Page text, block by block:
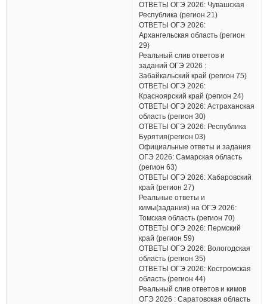
ОТВЕТЫ ОГЭ 2026: Чувашская
Республика (регион 21)
ОТВЕТЫ ОГЭ 2026:
Архангельская область (регион
29)
Реальный слив ответов и
заданий ОГЭ 2026 :
Забайкальский край (регион 75)
ОТВЕТЫ ОГЭ 2026:
Красноярский край (регион 24)
ОТВЕТЫ ОГЭ 2026: Астраханская
область (регион 30)
ОТВЕТЫ ОГЭ 2026: Республика
Бурятия(регион 03)
Официальные ответы и задания
ОГЭ 2026: Самарская область
(регион 63)
ОТВЕТЫ ОГЭ 2026: Хабаровский
край (регион 27)
Реальные ответы и
кимы(задания) на ОГЭ 2026:
Томская область (регион 70)
ОТВЕТЫ ОГЭ 2026: Пермский
край (регион 59)
ОТВЕТЫ ОГЭ 2026: Вологодская
область (регион 35)
ОТВЕТЫ ОГЭ 2026: Костромская
область (регион 44)
Реальный слив ответов и кимов
ОГЭ 2026 : Саратовская область